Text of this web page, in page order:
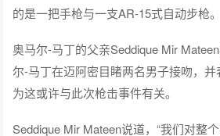
的是一把手枪与一支AR-15式自动步枪。
奥马尔-马丁的父亲Seddique Mir
尔-马丁在迈阿密目睹两名男子接吻，
为这或许与此次枪击事件有关。
Seddique Mir Mateen说道，“我们对整